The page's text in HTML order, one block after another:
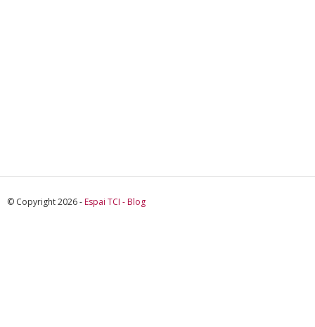
© Copyright 2026 - Espai TCI - Blog